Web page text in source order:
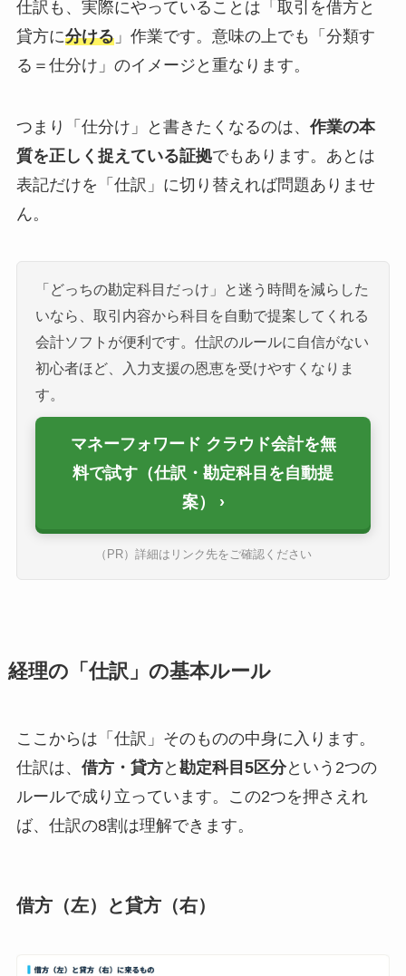
仕訳も、実際にやっていることは「取引を借方と
貸方に分ける」作業です。意味の上でも「分類す
る＝仕分け」のイメージと重なります。
つまり「仕分け」と書きたくなるのは、 作業の本
質を正しく捉えている証拠でもあります。あとは
表記だけを「仕訳」に切り替えれば問題ありませ
ん。
「どっちの勘定科目だっけ」と迷う時間を減らした
いなら、取引内容から科目を自動で提案してくれる
会計ソフトが便利です。仕訳のルールに自信がない
初心者ほど、入力支援の恩恵を受けやすくなりま
す。
マネーフォワード クラウド会計を無
料で試す（仕訳・勘定科目を自動提
案）
（PR）詳細はリンク先をご確認ください
経理の「仕訳」の基本ルール
ここからは「仕訳」そのものの中身に入ります。
仕訳は、 借方・貸方と 勘定科目5区分という2つの
ルールで成り立っています。この2つを押さえれ
ば、仕訳の8割は理解できます。
借方（左）と貸方（右）